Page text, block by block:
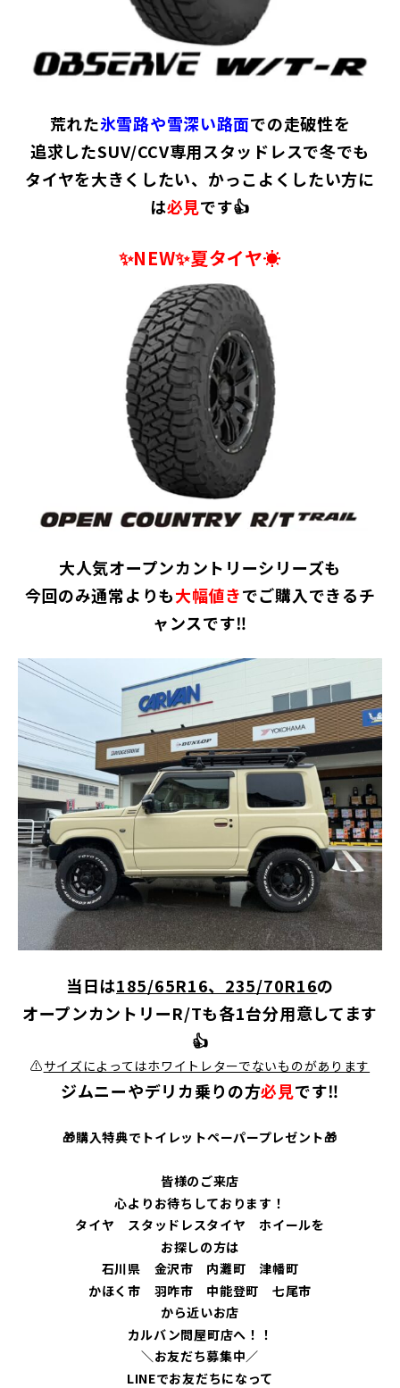
荒れた氷雪路や雪深い路面での走破性を
追求したSUV/CCV専用スタッドレスで冬でも
タイヤを大きくしたい、かっこよくしたい方に
は必見です👍
✨NEW✨夏タイヤ☀️
大人気オープンカントリーシリーズも
今回のみ通常よりも大幅値きでご購入できるチ
ャンスです‼️
当日は185/65R16、235/70R16の
オープンカントリーR/Tも各1台分用意してます
👍
⚠️サイズによってはホワイトレターでないものがあります
ジムニーやデリカ乗りの方必見です‼️
🎁購入特典でトイレットペーパープレゼント🎁
皆様の ご来店
心よりお待ちしております！
タイヤ スタッドレスタイヤ ホイールを
お探しの方は
石川県 金沢市 内灘町 津幡町
かほく市 羽咋市 中能登町 七尾市
から近いお店
カルバン問屋町店へ！！
＼お友だち募集中／
LINEでお友だちになって